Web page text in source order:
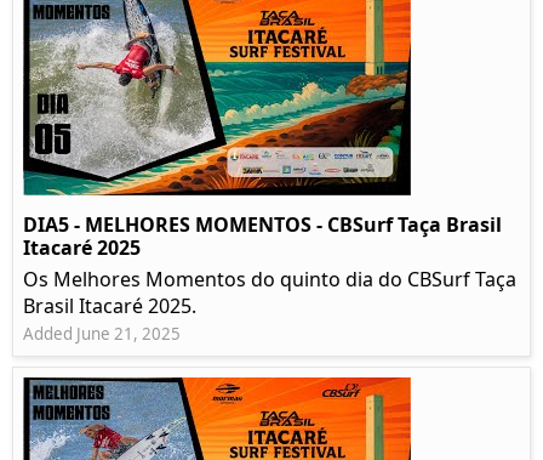
DIA5 - MELHORES MOMENTOS - CBSurf Taça Brasil
Itacaré 2025
Os Melhores Momentos do quinto dia do CBSurf Taça
Brasil Itacaré 2025.
Added June 21, 2025